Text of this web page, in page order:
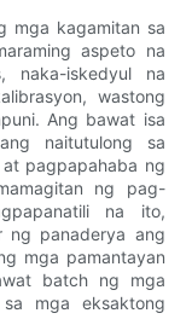
mga kagamitan sa
aspeto na
naka-iskedyul na
wastong
Ang bawat isa
naitutulong sa
pagpapahaba ng
ng pag-
na ito,
ng panaderya ang
mga pamantayan
batch ng mga
mga eksaktong